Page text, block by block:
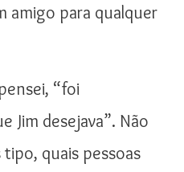
amigo para qualquer
“foi
Jim desejava”. Não
quais pessoas